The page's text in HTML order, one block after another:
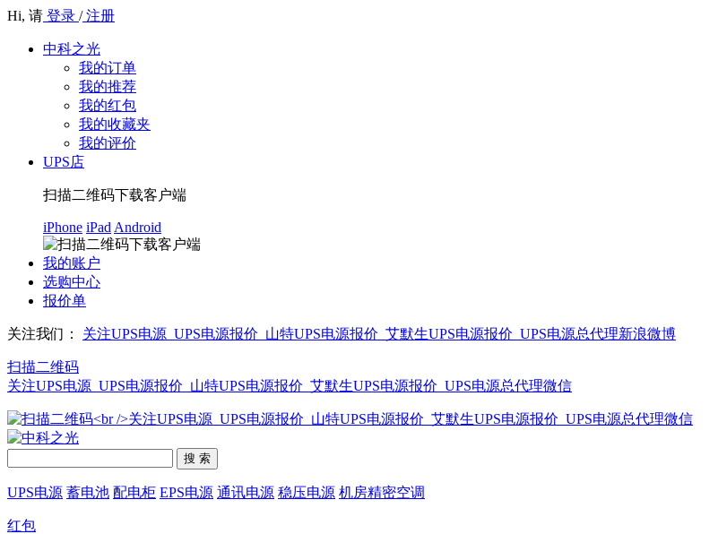
Hi, 请 登录 /注册
中科之光
我的订单
我的推荐
我的红包
我的收藏夹
我的评价
UPS店
扫描二维码下载客户端
iPhone iPad Android
我的账户
选购中心
报价单
关注我们： 关注UPS电源_UPS电源报价_山特UPS电源报价_艾默生UPS电源报价_UPS电源总代理新浪微博
扫描二维码
关注UPS电源_UPS电源报价_山特UPS电源报价_艾默生UPS电源报价_UPS电源总代理微信
搜 索
UPS电源 蓄电池 配电柜 EPS电源 通讯电源 稳压电源 机房精密空调
红包